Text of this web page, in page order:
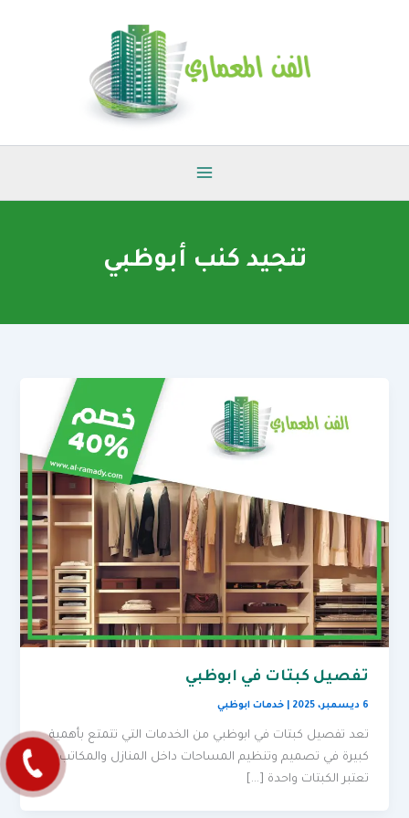
تنجيد كنب أبوظبي
تفصيل كبتات في ابوظبي
6 ديسمبر، 2025 |خدمات ابوظبي
تعد تفصيل كبتات في ابوظبي من الخدمات التي تتمتع بأهمية
كبيرة في تصميم وتنظيم المساحات داخل المنازل والمكاتب.
تعتبر الكبتات واحدة […]